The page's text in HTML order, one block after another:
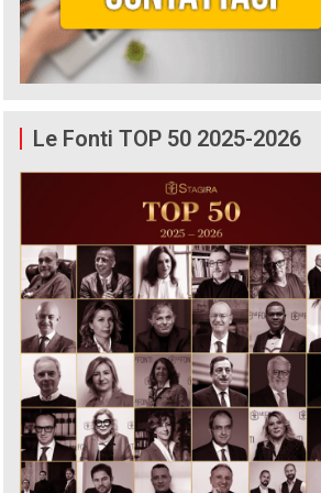
Le Fonti TOP 50 2025-2026